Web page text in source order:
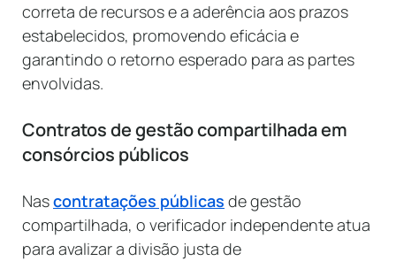
correta de recursos e a aderência aos prazos
estabelecidos, promovendo eficácia e
garantindo o retorno esperado para as partes
envolvidas.
Contratos de gestão compartilhada em
consórcios públicos
Nascontratações públicas de gestão
compartilhada, o verificador independente atua
para avalizar a divisão justa de